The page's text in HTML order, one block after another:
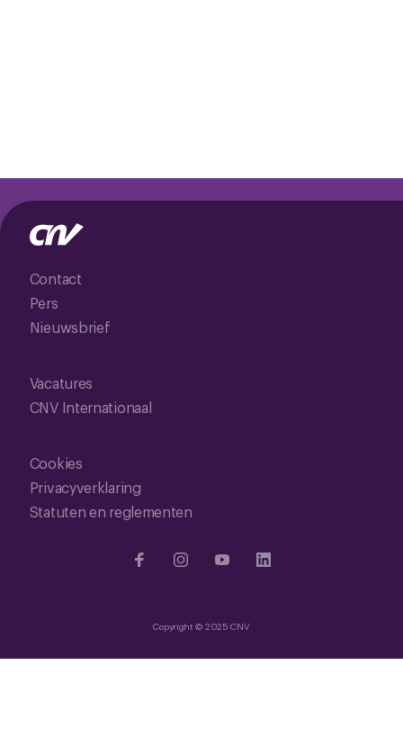
Contact
Pers
Nieuwsbrief
Vacatures
CNV Internationaal
Cookies
Privacyverklaring
Statuten en reglementen
Copyright © 2025 CNV